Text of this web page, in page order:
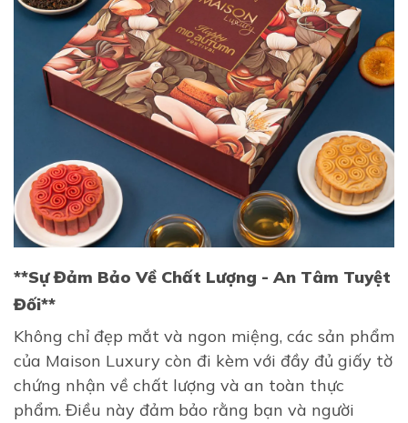
**Sự Đảm Bảo Về Chất Lượng - An Tâm Tuyệt
Đối**
Không chỉ đẹp mắt và ngon miệng, các sản phẩm
của Maison Luxury còn đi kèm với đầy đủ giấy tờ
chứng nhận về chất lượng và an toàn thực
phẩm. Điều này đảm bảo rằng bạn và người